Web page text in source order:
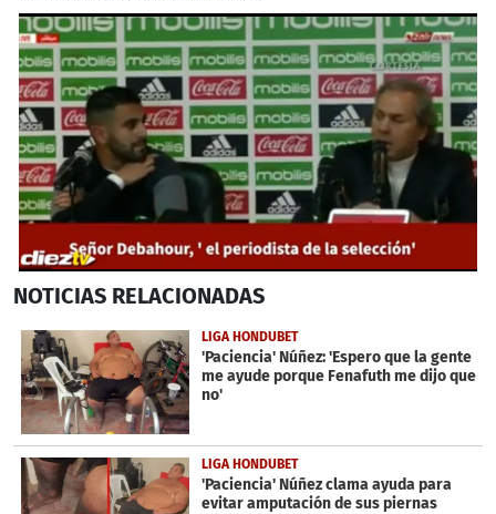
seconds
45
seconds
NOTICIAS RELACIONADAS
LIGA HONDUBET
'Paciencia' Núñez: 'Espero que la gente
me ayude porque Fenafuth me dijo que
no'
LIGA HONDUBET
'Paciencia' Núñez clama ayuda para
evitar amputación de sus piernas